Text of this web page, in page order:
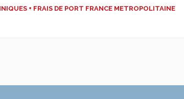
+ FRAIS DE PORT FRANCE METROPOLITAINE